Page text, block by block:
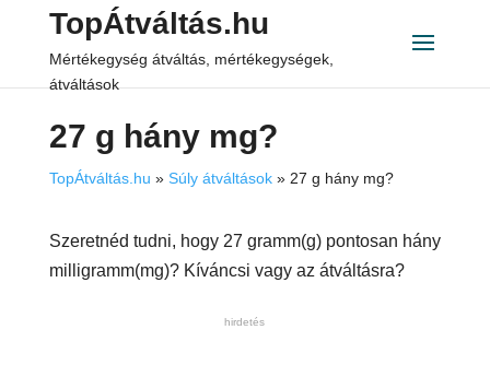
TopÁtváltás.hu
Mértékegység átváltás, mértékegységek,
átváltások
27 g hány mg?
TopÁtváltás.hu » Súly átváltások» 27 g hány mg?
Szeretnéd tudni, hogy 27 gramm(g) pontosan hány
milligramm(mg)? Kíváncsi vagy az átváltásra?
hirdetés